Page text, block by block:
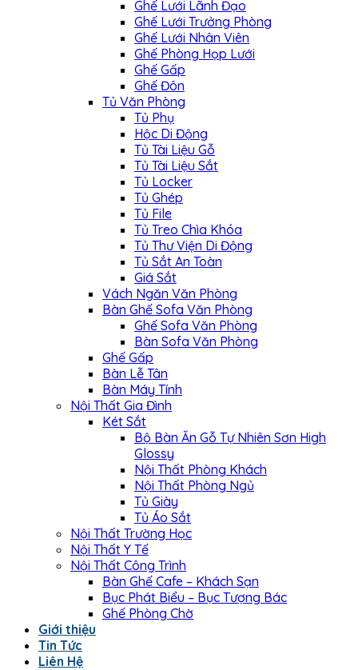
Ghế Lưới Lãnh Đạo
Ghế Lưới Trưởng Phòng
Ghế Lưới Nhân Viên
Ghế Phòng Họp Lưới
Ghế Gấp
Ghế Đôn
Tủ Văn Phòng
Tủ Phụ
Hộc Di Động
Tủ Tài Liệu Gỗ
Tủ Tài Liệu Sắt
Tủ Locker
Tủ Ghép
Tủ File
Tủ Treo Chìa Khóa
Tủ Thư Viện Di Động
Tủ Sắt An Toàn
Giá Sắt
Vách Ngăn Văn Phòng
Bàn Ghế Sofa Văn Phòng
Ghế Sofa Văn Phòng
Bàn Sofa Văn Phòng
Ghế Gấp
Bàn Lễ Tân
Bàn Máy Tính
Nội Thất Gia Đình
Két Sắt
Bộ Bàn Ăn Gỗ Tự Nhiên Sơn High
Glossy
Nội Thất Phòng Khách
Nội Thất Phòng Ngủ
Tủ Giày
Tủ Áo Sắt
Nội Thất Trường Học
Nội Thất Y Tế
Nội Thất Công Trình
Bàn Ghế Cafe – Khách Sạn
Bục Phát Biểu – Bục Tượng Bác
Ghế Phòng Chờ
Giới thiệu
Tin Tức
Liên Hệ